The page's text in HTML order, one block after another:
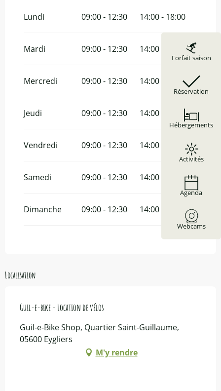
Forfait saison
Réservation
Hébergements
Activités
Agenda
Webcams
1 janvier 2026
Lundi 09:00 - 12:30 14:00 - 18:00
Mardi 09:00 - 12:30 14:00 - 18:00
Mercredi 09:00 - 12:30 14:00 - 18:00
Jeudi 09:00 - 12:30 14:00 - 18:00
Vendredi 09:00 - 12:30 14:00 - 18:00
Samedi 09:00 - 12:30 14:00 - 18:00
Dimanche 09:00 - 12:30 14:00 - 18:00
Localisation
Guil-e-bike - Location de vélos
Guil-e-Bike Shop, Quartier Saint-Guillaume,
05600 Eygliers
M'y rendre